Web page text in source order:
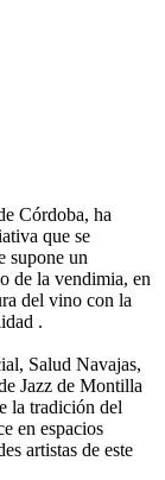
Córdoba, ha
que se
supone un
de la vendimia, en
del vino con la
.
Salud Navajas,
Jazz de Montilla
la tradición del
en espacios
artistas de este